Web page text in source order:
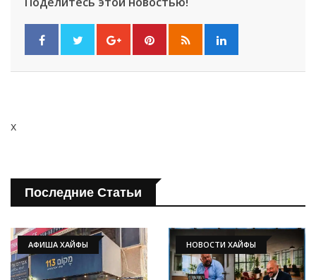
x
Последние Статьи
АФИША ХАЙФЫ НОВОСТИ ХАЙФЫ